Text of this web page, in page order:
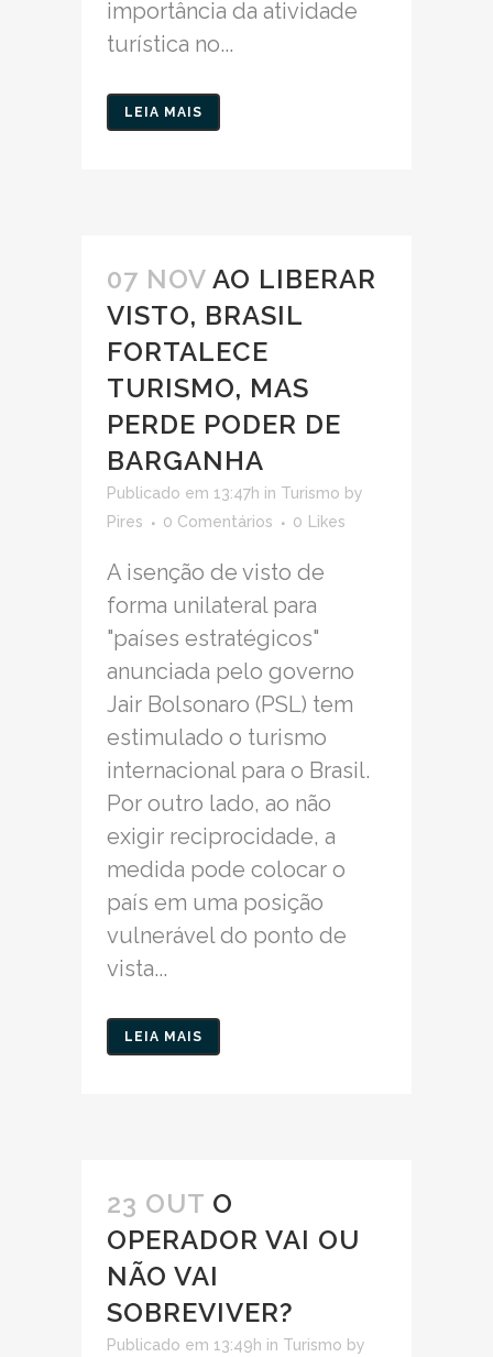
importância da atividade
turística no...
LEIA MAIS
07 NOV AO LIBERAR
VISTO, BRASIL
FORTALECE
TURISMO, MAS
PERDE PODER DE
BARGANHA
Publicado em 13:47h in Turismo by
Pires
0 Comentários 0 Likes
A isenção de visto de
forma unilateral para
"países estratégicos"
anunciada pelo governo
Jair Bolsonaro (PSL) tem
estimulado o turismo
internacional para o Brasil.
Por outro lado, ao não
exigir reciprocidade, a
medida pode colocar o
país em uma posição
vulnerável do ponto de
vista...
LEIA MAIS
23 OUT O
OPERADOR VAI OU
NÃO VAI
SOBREVIVER?
Publicado em 13:49h in Turismo by